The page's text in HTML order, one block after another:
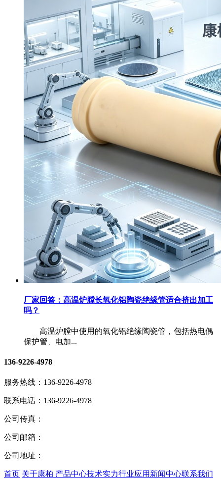
厂家回答：高温炉膛长氧化铝陶瓷绝缘管适合挤出加工
吗？
高温炉膛中使用的氧化铝绝缘陶瓷管，包括热电偶
保护管、电加...
136-9226-4978
服务热线： 136-9226-4978
联系电话： 136-9226-4978
公司传真：
公司邮箱：
公司地址：
首页 关于康柏 产品中心技术实力行业应用 新闻中心联系我们